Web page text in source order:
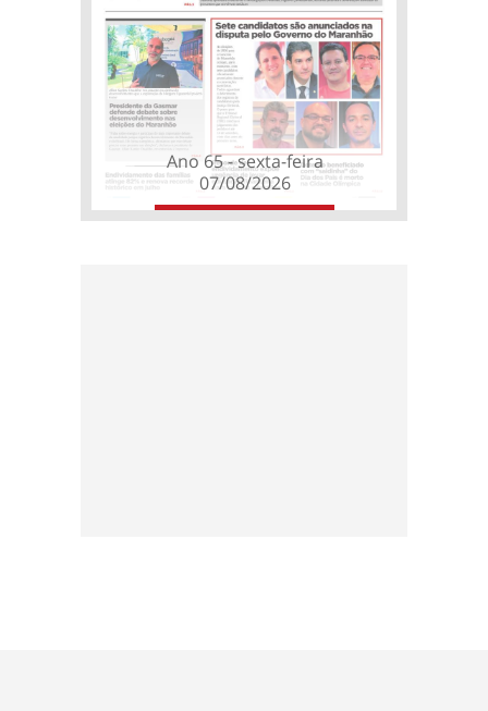
Ano 65 - sexta-feira
07/08/2026